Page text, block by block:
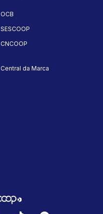
OCB
SESCOOP
CNCOOP
Central da Marca